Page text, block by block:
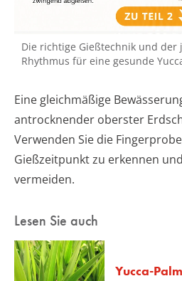
Die richtige Gießtechnik und der
Rhythmus für eine gesunde
Eine gleichmäßige
antrocknender oberster
Verwenden Sie die
Gießzeitpunkt zu erkennen
vermeiden.
Lesen Sie auch
Yucca-